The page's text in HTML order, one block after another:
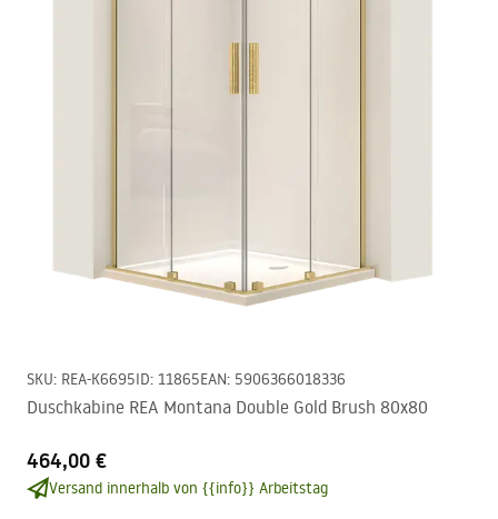
SKU: REA-K6695ID: 11865EAN: 5906366018336
Duschkabine REA Montana Double Gold Brush 80x80
464,00 €
Versand innerhalb von {{info}} Arbeitstag